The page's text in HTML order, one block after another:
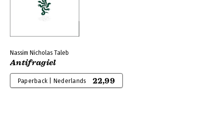
Nassim Nicholas Taleb
Antifragiel
Paperback | Nederlands 22,99